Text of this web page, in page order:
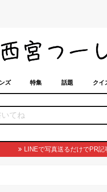
ズ 特集 話題 クイ
LINEで写真送るだけでPR記